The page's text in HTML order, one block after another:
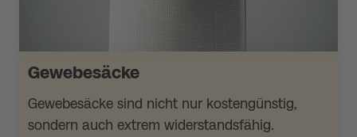
Gewebesäcke
Gewebesäcke sind nicht nur kostengünstig,
sondern auch extrem widerstandsfähig.